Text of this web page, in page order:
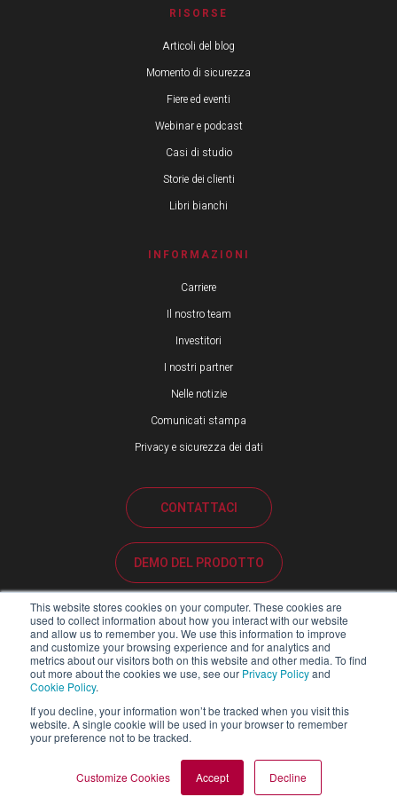
This website stores cookies on your computer. These cookies are
used to collect information about how you interact with our website
and allow us to remember you. We use this information to improve
and customize your browsing experience and for analytics and
metrics about our visitors both on this website and other media. To find
out more about the cookies we use, see our Privacy Policyand
Cookie Policy.
If you decline, your information won’t be tracked when you visit this
website. A single cookie will be used in your browser to remember
your preference not to be tracked.
Customize Cookies Accept Decline
RISORSE
Articoli del blog
Momento di sicurezza
Fiere ed eventi
Webinar e podcast
Casi di studio
Storie dei clienti
Libri bianchi
INFORMAZIONI
Carriere
Il nostro team
Investitori
I nostri partner
Nelle notizie
Comunicati stampa
Privacy e sicurezza dei dati
CONTATTACI
DEMO DEL PRODOTTO
ASSISTENZA CLIENTI
PORTALE PARTNER
MAPPA DEL SITO
LEGALE
INFORMATIVA SULLA PRIVACY
RELAZIONE SULLA LEGGE SULLA SCHIAVITÙ MODERNA